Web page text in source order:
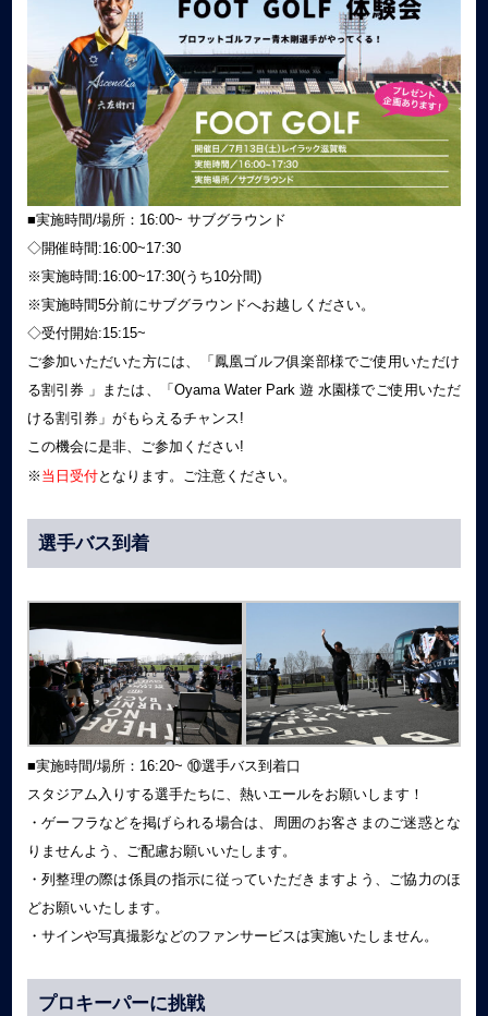
■実施時間/場所：16:00~ サブグラウンド
◇開催時間:16:00~17:30
※実施時間:16:00~17:30(うち10分間)
※実施時間5分前にサブグラウンドへお越しください。
◇受付開始:15:15~
ご参加いただいた方には、「鳳凰ゴルフ俱楽部様でご使用いただけ
る割引券 」または、「Oyama Water Park 遊 水園様でご使用いただ
ける割引券」がもらえるチャンス!
この機会に是非、ご参加ください!
※ 当日受付となります。ご注意ください。
選手バス到着
■実施時間/場所：16:20~ ⑩選手バス到着口
スタジアム入りする選手たちに、熱いエールをお願いします！
・ゲーフラなどを掲げられる場合は、周囲のお客さまのご迷惑とな
りませんよう、ご配慮お願いいたします。
・列整理の際は係員の指示に従っていただきますよう、ご協力のほ
どお願いいたします。
・サインや写真撮影などのファンサービスは実施いたしません。
プロキーパーに挑戦